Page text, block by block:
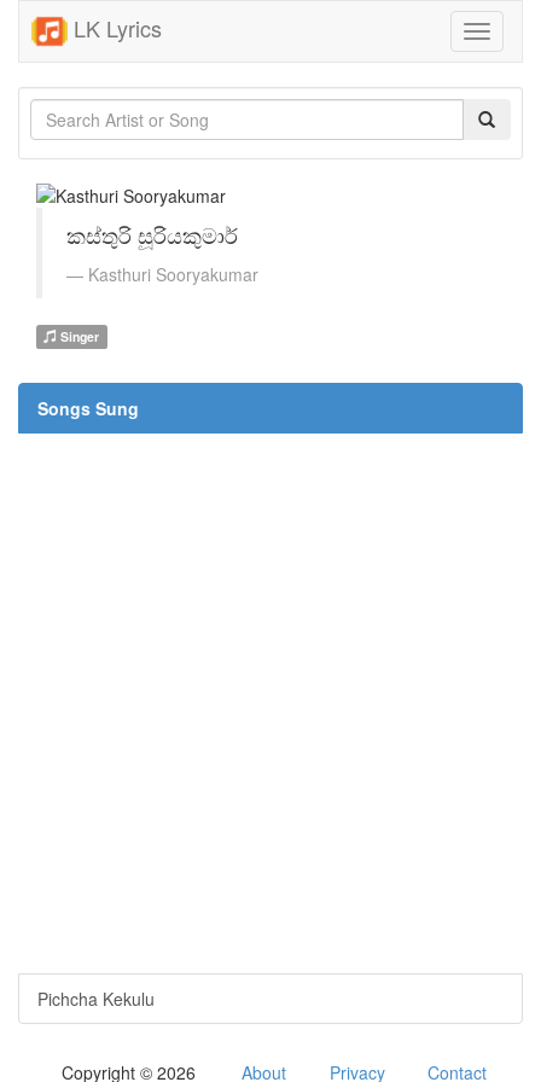
LK Lyrics
Toggle
කස්තුරි සූරියකුමාර්
Kasthuri Sooryakumar
Singer
Songs Sung
Pichcha Kekulu
Copyright © 2026 About Privacy Contact